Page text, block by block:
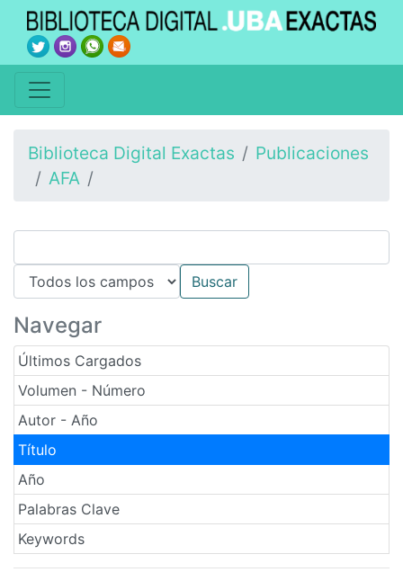
Biblioteca Digital Exactas
Publicaciones
AFA
Navegar
Últimos Cargados
Volumen - Número
Autor - Año
Título
Año
Palabras Clave
Keywords